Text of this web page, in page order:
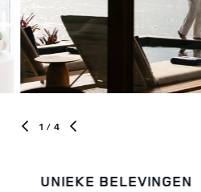
1 / 4
UNIEKE BELEVINGEN